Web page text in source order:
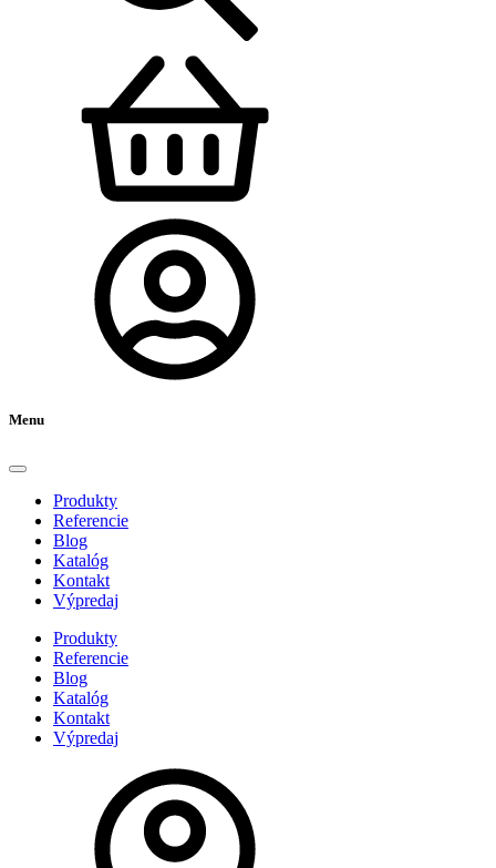
Menu
Produkty
Referencie
Blog
Katalóg
Kontakt
Výpredaj
Produkty
Referencie
Blog
Katalóg
Kontakt
Výpredaj